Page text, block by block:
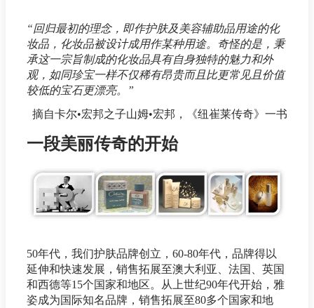
“回归最初的理念，即作护肤及美容辅助品用途的化
妆品，化妆品被设计成用作某种用途。奇怪的是，秉
承这一宗旨制成的化妆品具有自身独特的魅力和外
观，如同珍宝一样不仅稀有昂贵而且比更常见且价值
较低的宝石更漂亮。”
摘自卡尔•宏邦之子山姆•宏邦，《纽崔莱传奇》一书
一段美丽传奇的开始
50年代，我们护肤品牌创立，60-80年代，品牌得以
延伸和快速发展，销售拓展至澳大利亚、法国、英国
和西德等15个国家和地区。从上世纪90年代开始，雅
姿成为国际知名品牌，销售拓展至80多个国家和地